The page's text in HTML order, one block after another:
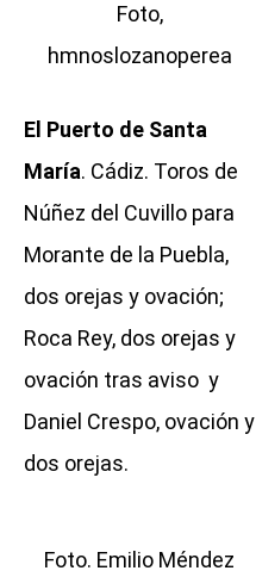
Foto,
hmnoslozanoperea
El Puerto de Santa
María. Cádiz. Toros de
Núñez del Cuvillo para
Morante de la Puebla,
dos orejas y ovación;
Roca Rey, dos orejas y
ovación tras aviso y
Daniel Crespo, ovación y
dos orejas.
Foto. Emilio Méndez